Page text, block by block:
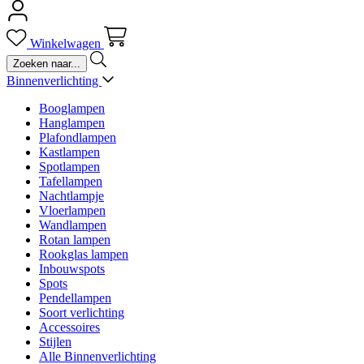
Winkelwagen
Binnenverlichting
Booglampen
Hanglampen
Plafondlampen
Kastlampen
Spotlampen
Tafellampen
Nachtlampje
Vloerlampen
Wandlampen
Rotan lampen
Rookglas lampen
Inbouwspots
Spots
Pendellampen
Soort verlichting
Accessoires
Stijlen
Alle Binnenverlichting